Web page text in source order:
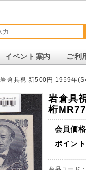
イベント案内 ご利
岩倉具視 新500円 1969年
岩倉具
桁
会員価格
ポイント